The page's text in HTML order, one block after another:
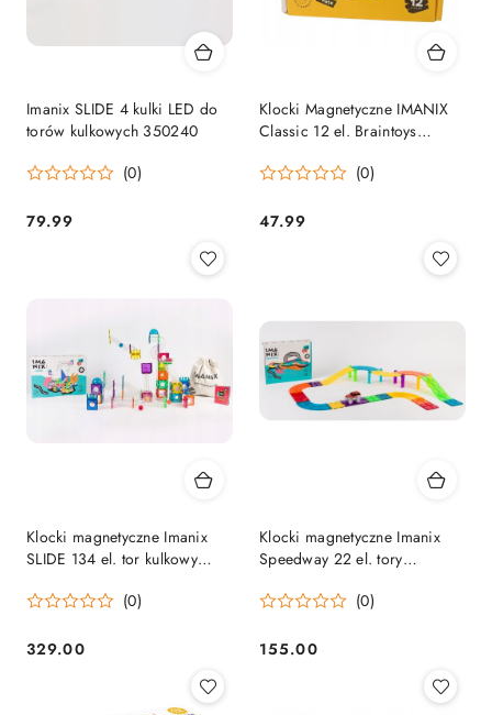
Imanix SLIDE 4 kulki LED do
torów kulkowych 350240
(0)
Cena:
79.99
Klocki Magnetyczne IMANIX
Classic 12 el. Braintoys
(0)
Cena:
47.99
Klocki magnetyczne Imanix
SLIDE 134 el. tor kulkowy
(0)
Cena:
329.00
Klocki magnetyczne Imanix
Speedway 22 el. tory
(0)
Cena:
155.00